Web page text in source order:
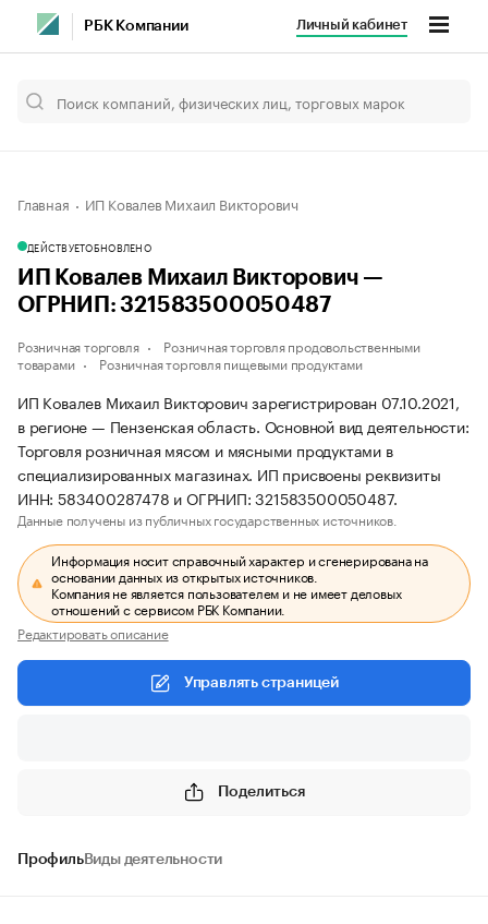
РБК Компании Личный кабинет
Главная ИП Ковалев Михаил Викторович
ДЕЙСТВУЕТОБНОВЛЕНО
ИП Ковалев Михаил Викторович —
ОГРНИП: 321583500050487
Розничная торговля
Розничная торговля продовольственными
товарами
Розничная торговля пищевыми продуктами
ИП Ковалев Михаил Викторович зарегистрирован 07.10.2021,
в регионе — Пензенская область. Основной вид деятельности:
Торговля розничная мясом и мясными продуктами в
специализированных магазинах. ИП присвоены реквизиты
ИНН: 583400287478 и ОГРНИП: 321583500050487.
Данные получены из публичных государственных источников.
Информация носит справочный характер и сгенерирована на
основании данных из открытых источников.
Компания не является пользователем и не имеет деловых
отношений с сервисом РБК Компании.
Редактировать описание
Управлять страницей
Поделиться
ПрофильВиды деятельности